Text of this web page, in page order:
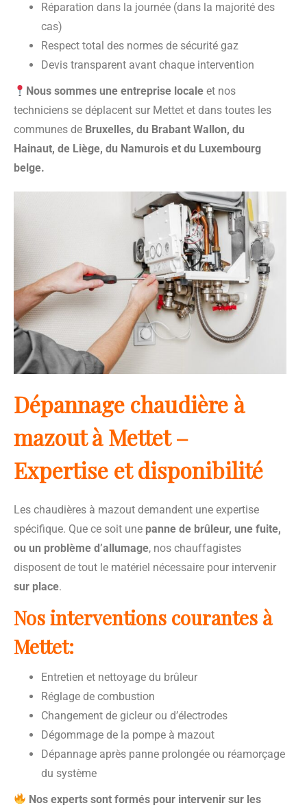
Réparation dans la journée (dans la majorité des
cas)
Respect total des normes de sécurité gaz
Devis transparent avant chaque intervention
Nous sommes une entreprise locale et nos
techniciens se déplacent sur Mettet et dans toutes les
communes de Bruxelles, du Brabant Wallon, du
Hainaut, de Liège, du Namurois et du Luxembourg
belge.
Dépannage chaudière à
mazout à Mettet –
Expertise et disponibilité
Les chaudières à mazout demandent une expertise
spécifique. Que ce soit une panne de brûleur, une fuite,
ou un problème d’allumage, nos chauffagistes
disposent de tout le matériel nécessaire pour intervenir
sur place.
Nos interventions courantes à
Mettet:
Entretien et nettoyage du brûleur
Réglage de combustion
Changement de gicleur ou d’électrodes
Dégommage de la pompe à mazout
Dépannage après panne prolongée ou réamorçage
du système
Nos experts sont formés pour intervenir sur les